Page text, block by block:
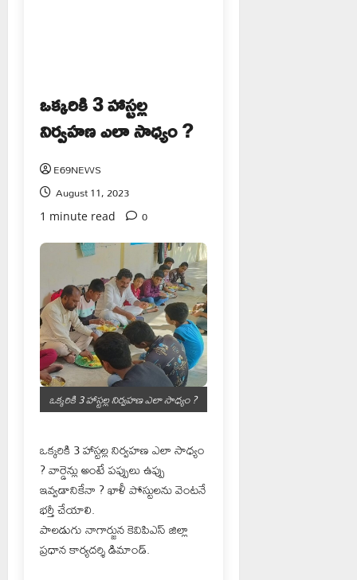
ఒక్కరికి 3 హాస్టల్ల
నిర్వహణ ఎలా సాధ్యం ?
E69NEWS
August 11, 2023
1 minute read 0
ఒక్కరికి 3 హాస్టల్ల నిర్వహణ ఎలా సాధ్యం ?
ఒక్కరికి 3 హాస్టల్ల నిర్వహణ ఎలా సాధ్యం
? వార్డెన్లు అంటే పప్పులు ఉప్పు
ఇవ్వడానికేనా ? ఖాళీ పోస్టులను వెంటనే
భర్తీ చేయాలి.
పాలడుగు నాగార్జున కెవిపిఎస్ జిల్లా
ప్రధాన కార్యదర్శి డిమాండ్.